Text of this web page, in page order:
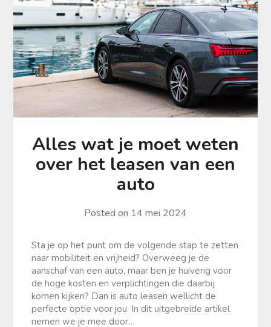
Alles wat je moet weten
over het leasen van een
auto
Posted on 14 mei 2024
Sta je op het punt om de volgende stap te zetten
naar mobiliteit en vrijheid? Overweeg je de
aanschaf van een auto, maar ben je huiverig voor
de hoge kosten en verplichtingen die daarbij
komen kijken? Dan is auto leasen wellicht de
perfecte optie voor jou. In dit uitgebreide artikel
nemen we je mee door…